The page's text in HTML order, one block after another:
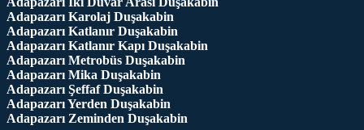
Adapazarı Karolaj Duşakabin
Adapazarı Katlanır Duşakabin
Adapazarı Katlanır Kapı Duşakabin
Adapazarı Metrobüs Duşakabin
Adapazarı Mika Duşakabin
Adapazarı Şeffaf Duşakabin
Adapazarı Yerden Duşakabin
Adapazarı Zeminden Duşakabin